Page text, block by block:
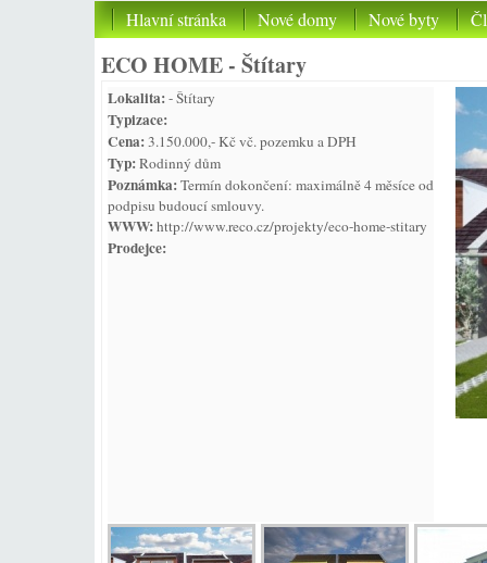
Hlavní stránka Nové domy Nové byty
ECO HOME - Štítary
Lokalita:- Štítary
Typizace:
Cena:3.150.000,- Kč vč. pozemku a DPH
Typ:Rodinný dům
Poznámka:Termín dokončení: maximálně 4 měsíce od
podpisu budoucí smlouvy.
WWW:http://www.reco.cz/projekty/eco-home-stitary
Prodejce: